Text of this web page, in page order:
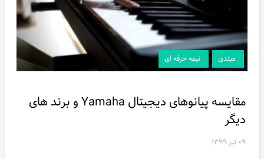
مبتدی نیمه حرفه ای
مقایسه پیانوهای دیجیتال Yamaha و برند های
دیگر
۰۹ تیر ۱۳۹۹